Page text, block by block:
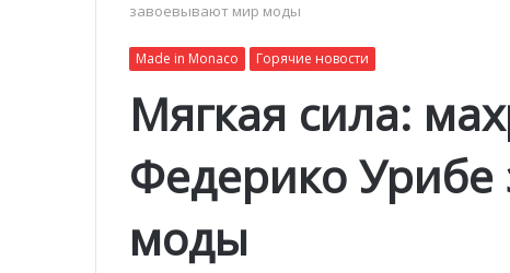
завоевывают мир моды
Made in Monaco Горячие новости
Мягкая сила:
Федерико
моды